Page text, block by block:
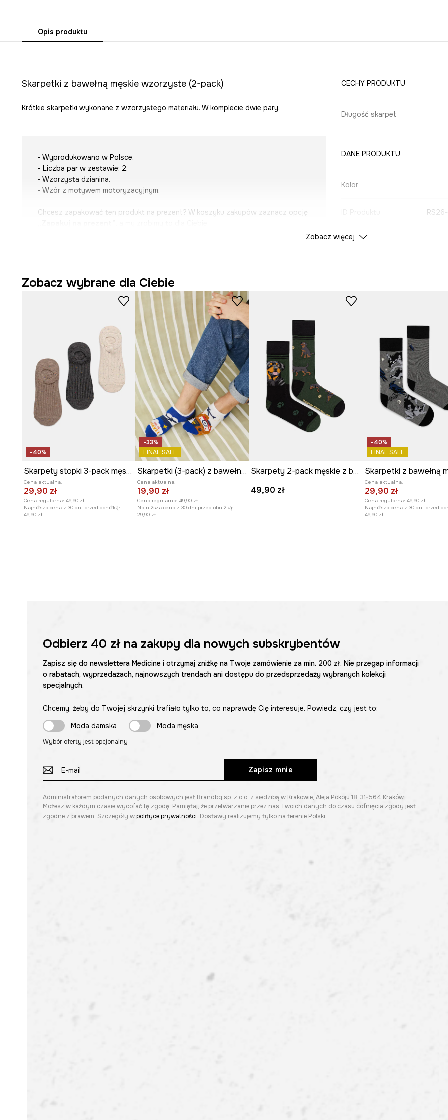
Opis produktu
Skarpetki z bawełną męskie wzorzyste (2-pack)
Krótkie skarpetki wykonane z wzorzystego materiału. W komplecie dwie pary.
- Wyprodukowano w Polsce.
- Liczba par w zestawie: 2.
- Wzorzysta dzianina.
- Wzór z motywem motoryzacyjnym.
Chcesz zapakować ten produkt na prezent? W koszyku zakupów zaznacz opcję
CECHY PRODUKTU
Długość skarpet
DANE PRODUKTU
Kolor
Producent
Zobacz więcej
Zobacz wybrane dla Ciebie
-40%
Skarpety stopki 3-pack męskie z bawełną
Cena aktualna:
29,90 zł
Cena regularna: 49,90 zł
Najniższa cena z 30 dni przed obniżką:
49,90 zł
-33%
FINAL SALE
Skarpetki (3-pack) z bawełną męskie wzorzyste kolor multicolor
Cena aktualna:
19,90 zł
Cena regularna: 49,90 zł
Najniższa cena z 30 dni przed obniżką:
29,90 zł
Skarpety 2-pack męskie z bawełną z motywem zwierzęcym
49,90 zł
-40%
FINAL SALE
Cena aktualna:
29,90 zł
Cena regularna: 49,90 zł
Najniższa cena z 30 dni przed
49,90 zł
Odbierz 40 złna zakupy dla nowych subskrybentów
Zapisz się do newslettera Medicine i otrzymaj zniżkę na Twoje zamówienie za min. 200 zł. Nie przegap informacji
o rabatach, wyprzedażach, najnowszych trendach ani dostępu do przedsprzedaży wybranych kolekcji
specjalnych.
Chcemy, żeby do Twojej skrzynki trafiało tylko to, co naprawdę Cię interesuje. Powiedz, czy jest to:
Moda damska
Moda męska
Wybór oferty jest opcjonalny
Zapisz mnie
Administratorem podanych danych osobowych jest Brandbq sp. z o.o. z siedzibą w Krakowie, Aleja Pokoju 18, 31-564 Kraków.
Możesz w każdym czasie wycofać tę zgodę. Pamiętaj, że przetwarzanie przez nas Twoich danych do czasu cofnięcia zgody jest
zgodne z prawem. Szczegóły wpolityce prywatności. Dostawy realizujemy tylko na terenie Polski.